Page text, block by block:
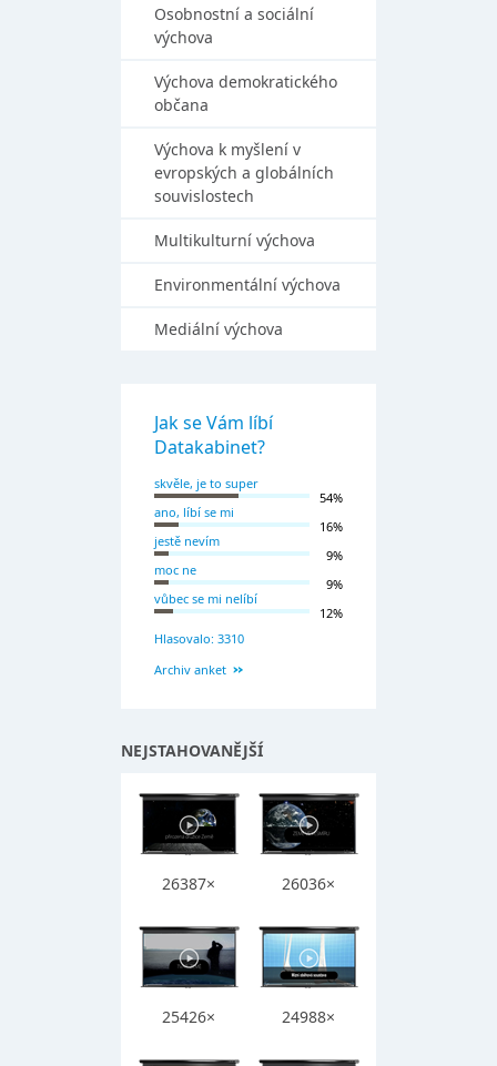
Osobnostní a sociální
výchova
Výchova demokratického
občana
Výchova k myšlení v
evropských a globálních
souvislostech
Multikulturní výchova
Environmentální výchova
Mediální výchova
Jak se Vám líbí
Datakabinet?
skvěle, je to super
54%
ano, líbí se mi
16%
jestě nevím
9%
moc ne
9%
vůbec se mi nelíbí
12%
Hlasovalo: 3310
Archiv anket
NEJSTAHOVANĚJŠÍ
26387× 26036×
25426× 24988×